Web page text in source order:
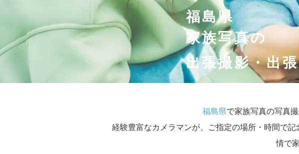
福島県
家族写真の
出張撮影・出
福島県で家族写真の写真
経験豊富なカメラマンが、ご指定の場所・時間で
情で